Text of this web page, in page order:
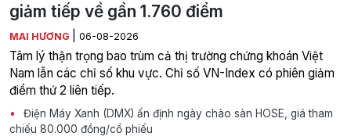
giảm tiếp về gần 1.760 điểm
MAI HƯƠNG 06-08-2026
Tâm lý thận trọng bao trùm cả thị trường chứng khoán Việt
Nam lẫn các chỉ số khu vực. Chỉ số VN-Index có phiên giảm
điểm thứ 2 liên tiếp.
Điện Máy Xanh (DMX) ấn định ngày chào sàn HOSE, giá tham
chiếu 80.000 đồng/cổ phiếu